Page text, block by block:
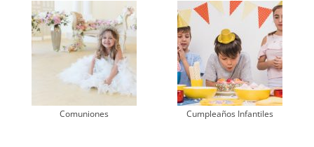
Comuniones Cumpleaños Infantiles